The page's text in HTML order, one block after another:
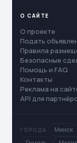
О САЙТЕ
О проекте
Подать
Правила
Безопасные
Помощь и FAQ
Контакты
Реклама на
API для
ГОРОДА Минск